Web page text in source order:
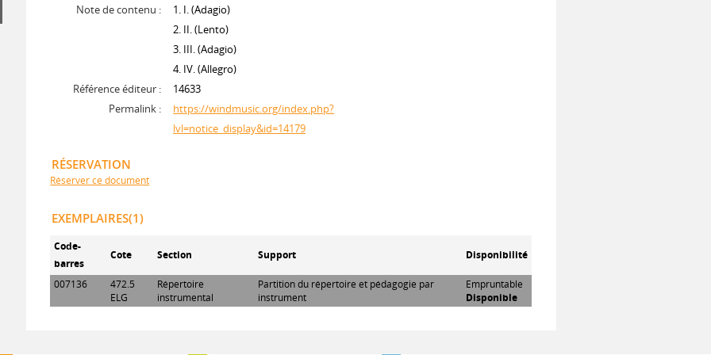
Note de contenu :
1. I. (Adagio)
2. II. (Lento)
3. III. (Adagio)
4. IV. (Allegro)
Référence éditeur :
14633
Permalink :
https://windmusic.org/index.php?
lvl=notice_display&id=14179
RÉSERVATION
Réserver ce document
EXEMPLAIRES(1)
Code-
barres
Cote Section Support Disponibilité
007136
472.5
ELG
Répertoire
instrumental
Partition du répertoire et pédagogie par
instrument
Empruntable
Disponible